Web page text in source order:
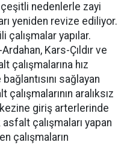
nedenlerle zayi
yeniden revize ediliyor.
yapılar.
Kars-Çıldır ve
çalışmalarına hız
sağlayan
aralıksız
giriş arterlerinde
çalışmaları yapan
çalışmaların